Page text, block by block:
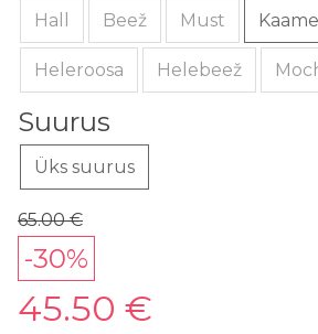
65.00 €
-30%
45.50 €
Hall Beež Must Kaamel
Heleroosa Helebeež
Suurus
Üks suurus